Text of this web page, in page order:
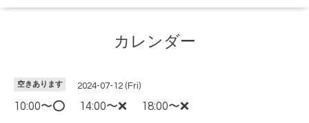
カレンダー
空きあります 2024-07-12 (Fri)
10:00〜⭕️ 14:00〜❌ 18:00〜❌